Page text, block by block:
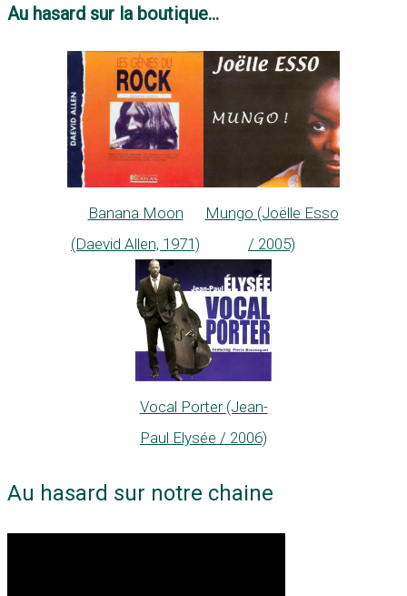
Au hasard sur la boutique...
Banana Moon
(Daevid Allen, 1971)
Mungo (Joëlle Esso
/ 2005)
Vocal Porter (Jean-
Paul Elysée / 2006)
Au hasard sur notre chaine